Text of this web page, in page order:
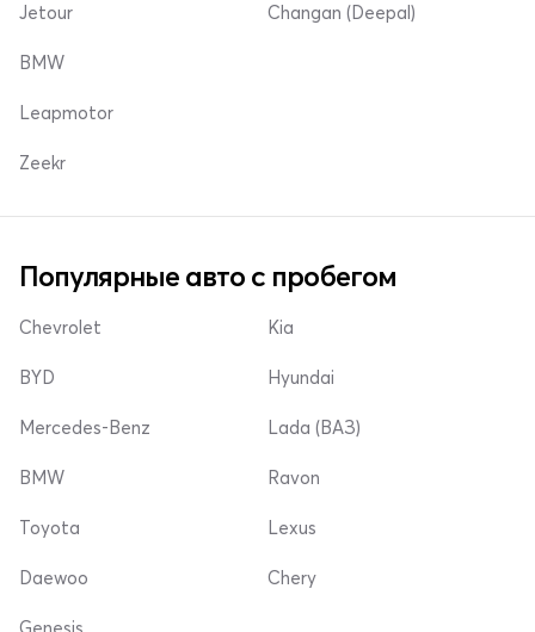
Jetour Changan (Deepal)
BMW
Leapmotor
Zeekr
Популярные авто с пробегом
Chevrolet
BYD
Mercedes-Benz
Kia
Hyundai
Lada (ВАЗ)
BMW
Toyota
Daewoo
Ravon
Lexus
Chery